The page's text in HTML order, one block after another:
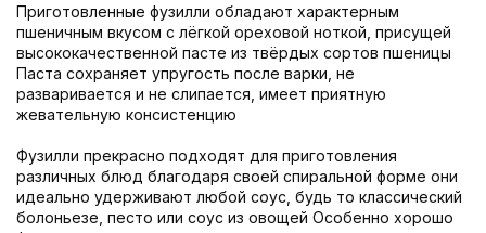
Приготовленные фузилли обладают характерным
пшеничным вкусом с лёгкой ореховой ноткой, присущей
высококачественной пасте из твёрдых сортов пшеницы
Паста сохраняет упругость после варки, не
разваривается и не слипается, имеет приятную
жевательную консистенцию
Фузилли прекрасно подходят для приготовления
различных блюд благодаря своей спиральной форме они
идеально удерживают любой соус, будь то классический
болоньезе, песто или соус из овощей Особенно хорошо